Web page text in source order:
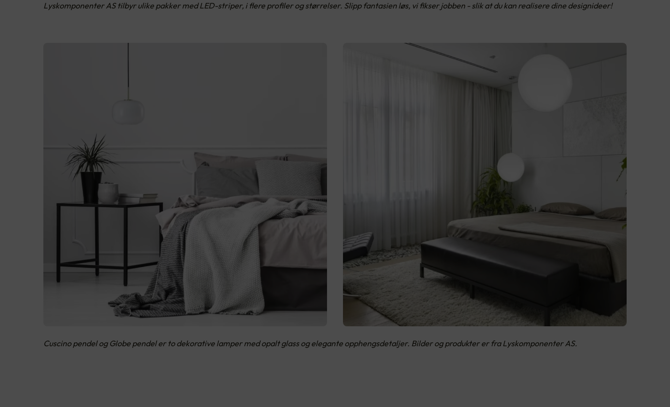
Lyskomponenter AS tilbyr ulike pakker med LED-striper, i flere profiler og størrelser. Slipp fantasien løs, vi fikser jobben - slik at du kan realisere dine designideer!
Cuscino pendel og Globe pendel er to dekorative lamper med opalt glass og elegante opphengsdetaljer. Bilder og produkter er fra Lyskomponenter AS.